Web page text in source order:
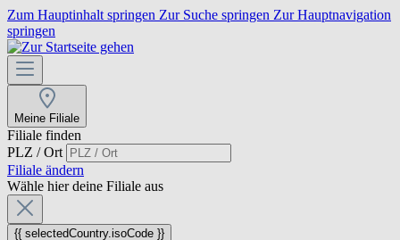
Zum Hauptinhalt springen Zur Suche springen Zur Hauptnavigation
springen
Meine Filiale
Filiale finden
PLZ / Ort
Filiale ändern
Wähle hier deine Filiale aus
{{ selectedCountry.isoCode }}